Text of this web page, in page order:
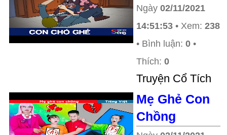
Ngày 02/11/2021
14:51:53 • Xem: 238
• Bình luận: 0 •
Thích: 0
Truyện Cổ Tích
Mẹ Ghẻ Con
Chồng